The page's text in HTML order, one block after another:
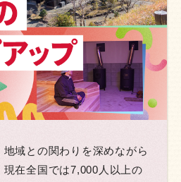
域との関わりを深めながら
在全国では7,000人以上の